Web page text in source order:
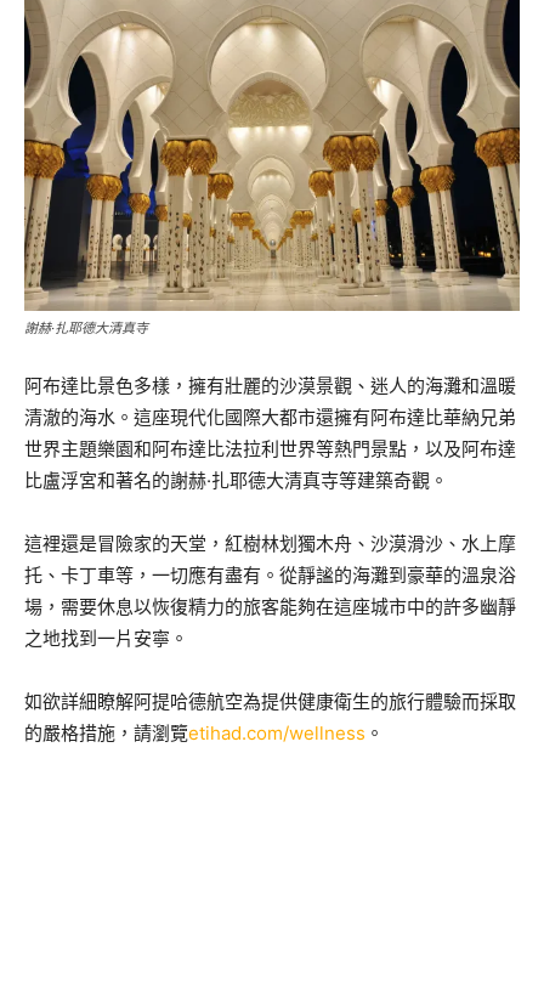
謝赫·扎耶德大清真寺
阿布達比景色多樣，擁有壯麗的沙漠景觀、迷人的海灘和溫暖
清澈的海水。這座現代化國際大都市還擁有阿布達比華納兄弟
世界主題樂園和阿布達比法拉利世界等熱門景點，以及阿布達
比盧浮宮和著名的謝赫·扎耶德大清真寺等建築奇觀。
這裡還是冒險家的天堂，紅樹林划獨木舟、沙漠滑沙、水上摩
托、卡丁車等，一切應有盡有。從靜謐的海灘到豪華的溫泉浴
場，需要休息以恢復精力的旅客能夠在這座城市中的許多幽靜
之地找到一片安寧。
如欲詳細瞭解阿提哈德航空為提供健康衛生的旅行體驗而採取
的嚴格措施，請瀏覽etihad.com/wellness 。